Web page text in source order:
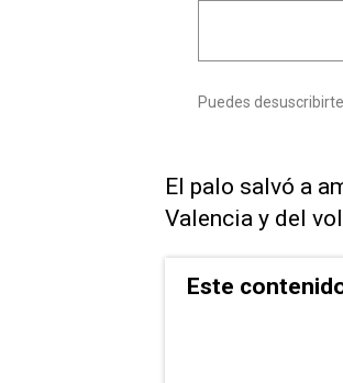
El palo salvó a
Valencia y del
Este